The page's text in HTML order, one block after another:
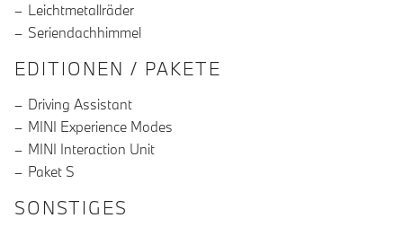
Leichtmetallräder
Seriendachhimmel
EDITIONEN / PAKETE
Driving Assistant
MINI Experience Modes
MINI Interaction Unit
Paket S
SONSTIGES